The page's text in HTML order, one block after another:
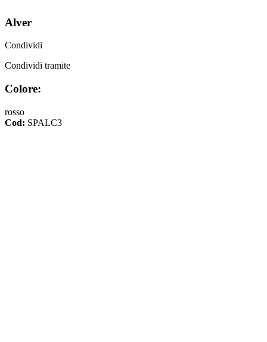
Alver
Condividi
Condividi tramite
Colore:
rosso
Cod: SPALC3